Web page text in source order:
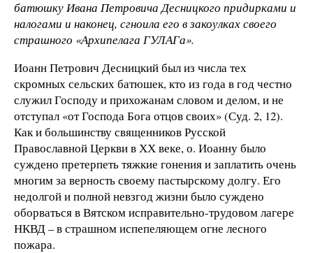
батюшку Ивана Петровича Десницкого придирками и
налогами и наконец, сгноила его в закоулках своего
страшного «Архипелага ГУЛАГа».
Иоанн Петрович Десницкий был из числа тех
скромных сельских батюшек, кто из года в год честно
служил Господу и прихожанам словом и делом, и не
отступал «от Господа Бога отцов своих» (Суд. 2, 12).
Как и большинству священников Русской
Православной Церкви в ХХ веке, о. Иоанну было
суждено претерпеть тяжкие гонения и заплатить очень
многим за верность своему пастырскому долгу. Его
недолгой и полной невзгод жизни было суждено
оборваться в Вятском исправительно-трудовом лагере
НКВД – в страшном испепеляющем огне лесного
пожара.